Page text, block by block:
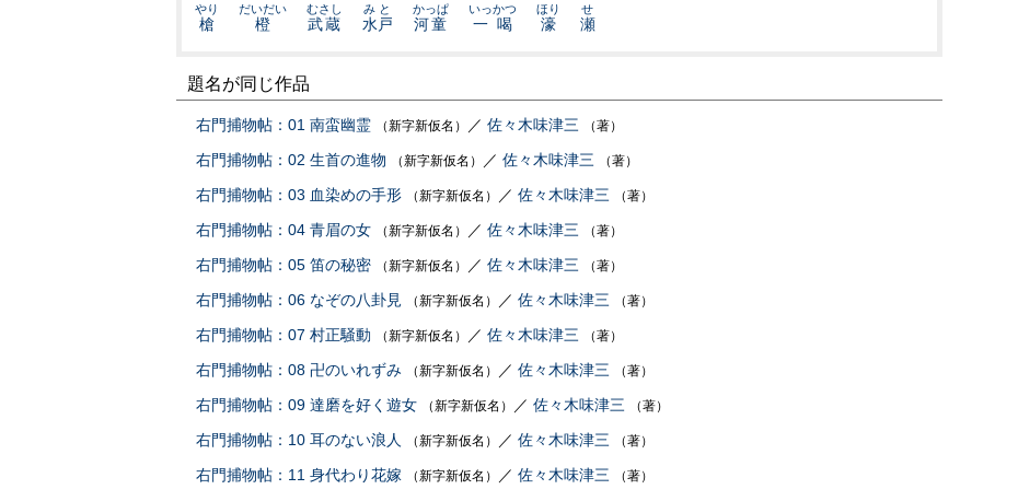
槍
やり
橙
だいだい
武蔵
むさし
水戸
みと
河童
かっぱ
一喝
いっかつ
濠
ほり
瀬
せ
題名が同じ作品
右門捕物帖：01 南蛮幽霊 （新字新仮名） ／ 佐々木味津三 （著）
右門捕物帖：02 生首の進物 （新字新仮名） ／ 佐々木味津三 （著）
右門捕物帖：03 血染めの手形 （新字新仮名） ／ 佐々木味津三 （著）
右門捕物帖：04 青眉の女 （新字新仮名） ／ 佐々木味津三 （著）
右門捕物帖：05 笛の秘密 （新字新仮名） ／ 佐々木味津三 （著）
右門捕物帖：06 なぞの八卦見 （新字新仮名） ／ 佐々木味津三 （著）
右門捕物帖：07 村正騒動 （新字新仮名） ／ 佐々木味津三 （著）
右門捕物帖：08 卍のいれずみ （新字新仮名） ／ 佐々木味津三 （著）
右門捕物帖：09 達磨を好く遊女 （新字新仮名） ／ 佐々木味津三 （著）
右門捕物帖：10 耳のない浪人 （新字新仮名） ／ 佐々木味津三 （著）
右門捕物帖：11 身代わり花嫁 （新字新仮名） ／ 佐々木味津三 （著）